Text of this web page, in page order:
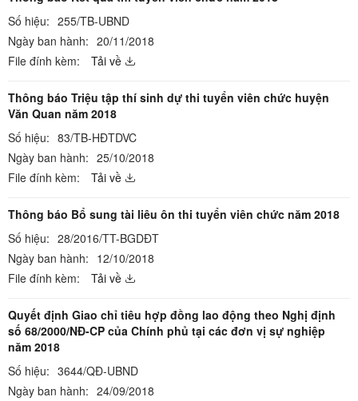
Số hiệu: 255/TB-UBND
Ngày ban hành: 20/11/2018
File đính kèm:
Tải về
Thông báo Triệu tập thí sinh dự thi tuyển viên chức huyện
Văn Quan năm 2018
Số hiệu: 83/TB-HĐTDVC
Ngày ban hành: 25/10/2018
File đính kèm:
Tải về
Thông báo Bổ sung tài liêu ôn thi tuyển viên chức năm 2018
Số hiệu: 28/2016/TT-BGDĐT
Ngày ban hành: 12/10/2018
File đính kèm:
Tải về
Quyết định Giao chỉ tiêu hợp đồng lao động theo Nghị định
số 68/2000/NĐ-CP của Chính phủ tại các đơn vị sự nghiệp
năm 2018
Số hiệu: 3644/QĐ-UBND
Ngày ban hành: 24/09/2018